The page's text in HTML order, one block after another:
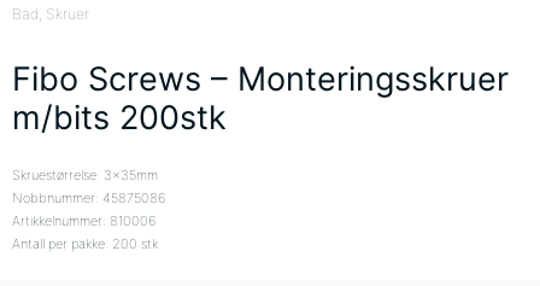
Bad , Skruer
Fibo Screws – Monteringsskruer
m/bits 200stk
Skruestørrelse: 3x35mm
Nobbnummer: 45875086
Artikkelnummer: 810006
Antall per pakke: 200 stk